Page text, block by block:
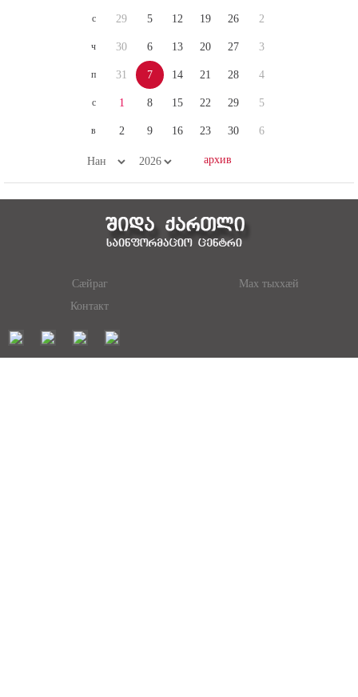
с
ч
п
с
в
29
30
31
1
2
5
6
7
8
9
12
13
14
15
16
19
20
21
22
23
26
27
28
29
30
2
3
4
5
6
Сæйраг
Мах тыххæй
Контакт